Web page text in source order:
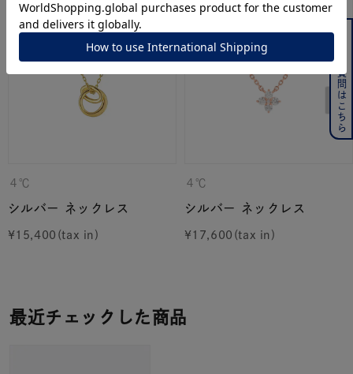
４℃
シルバー ネックレス
¥15,400
４℃
シルバー ネックレス
¥17,600
最近チェックした商品
よくある質問はこちら